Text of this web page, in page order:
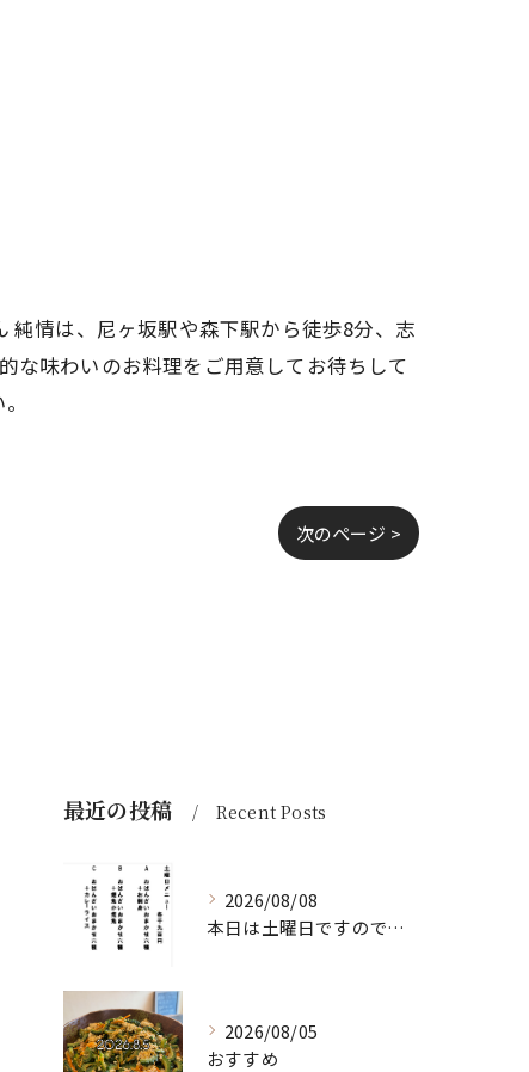
情は、尼ヶ坂駅や森下駅から徒歩8分、志
な味わいのお料理をご用意してお待ちして
次のページ >
最近の投稿 Recent Posts
2026/08/08
本日は土曜日ですので、たくさん食べていってちょーよ‼️
2026/08/05
おすすめ